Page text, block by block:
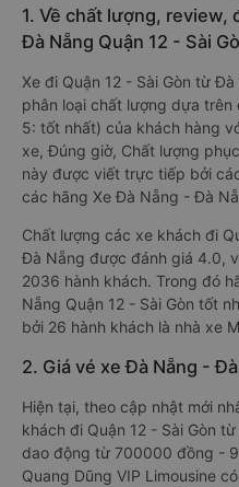
1. Về chất lượng, review,
Đà Nẵng Quận 12 - Sài
Xe đi Quận 12 - Sài Gòn từ
phân loại chất lượng dựa
5: tốt nhất) của khách hàng
xe, Đúng giờ, Chất lượng
này được viết trực tiếp bởi
các hãng Xe Đà Nẵng - Đà
Chất lượng các xe khách đi
Đà Nẵng được đánh giá 4.0,
2036 hành khách. Trong đó
Nẵng Quận 12 - Sài Gòn tốt
bởi 26 hành khách là nhà xe
2. Giá vé xe Đà Nẵng -
Hiện tại, theo cập nhật mới
khách đi Quận 12 - Sài Gòn
dao động từ 700000 đồng -
Quang Dũng VIP Limousine